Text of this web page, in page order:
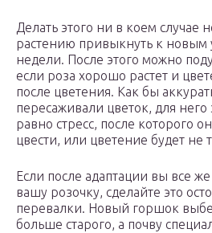
Делать этого ни в коем случае
растению привыкнуть к новым
недели. После этого можно
если роза хорошо растет и
после цветения. Как бы
пересаживали цветок, для него
равно стресс, после которого
цвести, или цветение будет не
Если после адаптации вы все
вашу розочку, сделайте это
перевалки. Новый горшок
больше старого, а почву